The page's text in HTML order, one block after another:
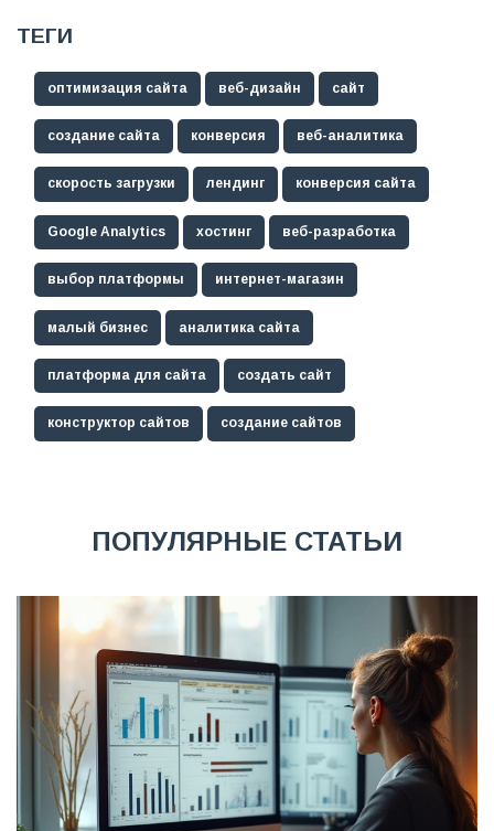
ТЕГИ
оптимизация сайта веб-дизайн сайт
создание сайта конверсия веб-аналитика
скорость загрузки лендинг конверсия сайта
Google Analytics хостинг веб-разработка
выбор платформы интернет-магазин
малый бизнес аналитика сайта
платформа для сайта создать сайт
конструктор сайтов создание сайтов
ПОПУЛЯРНЫЕ СТАТЬИ